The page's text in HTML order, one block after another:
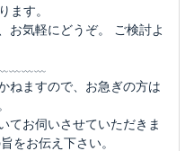
ます。
お気軽にどうぞ。 ご検討よ
ねますので、お急ぎの方は
てお伺いさせていただきま
をお伝え下さい。